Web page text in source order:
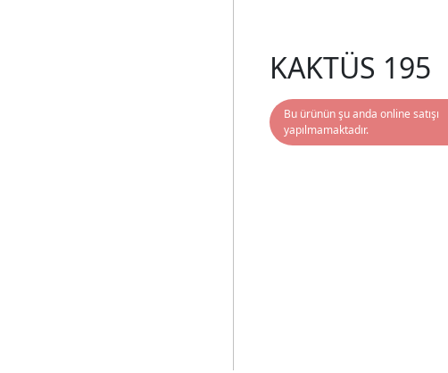
KAKTÜS 195
Bu ürünün şu anda online satışı
yapılmamaktadır.